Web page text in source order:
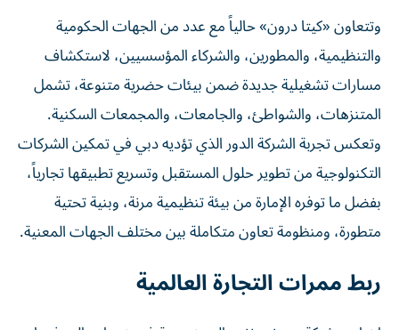
وتتعاون «كيتا درون» حالياً مع عدد من الجهات الحكومية
والتنظيمية، والمطورين، والشركاء المؤسسيين، لاستكشاف
مسارات تشغيلية جديدة ضمن بيئات حضرية متنوعة، تشمل
المتنزهات، والشواطئ، والجامعات، والمجمعات السكنية.
وتعكس تجربة الشركة الدور الذي تؤديه دبي في تمكين الشركات
التكنولوجية من تطوير حلول المستقبل وتسريع تطبيقها تجارياً،
بفضل ما توفره الإمارة من بيئة تنظيمية مرنة، وبنية تحتية
متطورة، ومنظومة تعاون متكاملة بين مختلف الجهات المعنية.
ربط ممرات التجارة العالمية